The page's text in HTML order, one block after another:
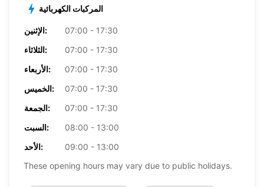
المركبات الكهربائية
الإثنين:
07:00 - 17:30
الثلاثاء:
07:00 - 17:30
الأربعاء:
07:00 - 17:30
الخميس:
07:00 - 17:30
الجمعة:
07:00 - 17:30
السبت:
08:00 - 13:00
الأحد:
09:00 - 13:00
These opening hours may vary due to public holidays.